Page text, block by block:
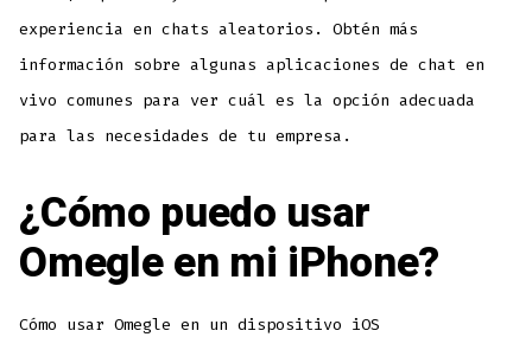
experiencia en chats aleatorios. Obtén más
información sobre algunas aplicaciones de chat en
vivo comunes para ver cuál es la opción adecuada
para las necesidades de tu empresa.
¿Cómo puedo usar
Omegle en mi iPhone?
Cómo usar Omegle en un dispositivo iOS